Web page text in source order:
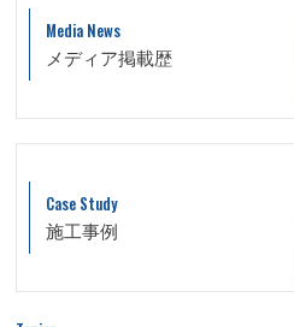
Media News
メディア掲載歴
Case Study
施工事例